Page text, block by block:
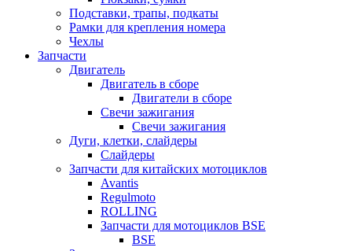
Подставки, трапы, подкаты
Рамки для крепления номера
Чехлы
Запчасти
Двигатель
Двигатель в сборе
Двигатели в сборе
Свечи зажигания
Свечи зажигания
Дуги, клетки, слайдеры
Слайдеры
Запчасти для китайских мотоциклов
Avantis
Regulmoto
ROLLING
Запчасти для мотоциклов BSE
BSE